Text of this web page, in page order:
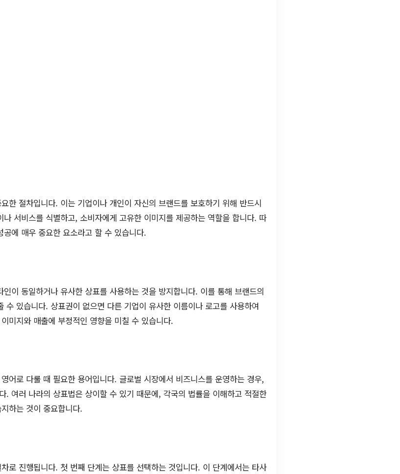
한 절차입니다. 이는 기업이나 개인이 자신의 브랜드를 보호하기 위해 반드시
서비스를 식별하고, 소비자에게 고유한 이미지를 제공하는 역할을 합니다. 따
에 매우 중요한 요소라고 할 수 있습니다.
이 동일하거나 유사한 상표를 사용하는 것을 방지합니다. 이를 통해 브랜드의
수 있습니다. 상표권이 없으면 다른 기업이 유사한 이름이나 로고를 사용하여
미지와 매출에 부정적인 영향을 미칠 수 있습니다.
어로 다룰 때 필요한 용어입니다. 글로벌 시장에서 비즈니스를 운영하는 경우,
. 여러 나라의 상표법은 상이할 수 있기 때문에, 각국의 법률을 이해하고 적절한
하는 것이 중요합니다.
로 진행됩니다. 첫 번째 단계는 상표를 선택하는 것입니다. 이 단계에서는 타사